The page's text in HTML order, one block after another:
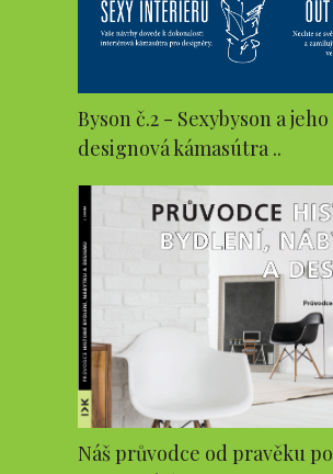
Byson č.2 - Sexybyson a jeho
designová kámasútra ..
Náš průvodce od pravěku po